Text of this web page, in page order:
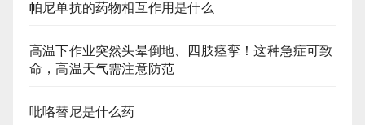
帕尼单抗的药物相互作用是什么
高温下作业突然头晕倒地、四肢痉挛！这种急症可致
命，高温天气需注意防范
吡咯替尼是什么药